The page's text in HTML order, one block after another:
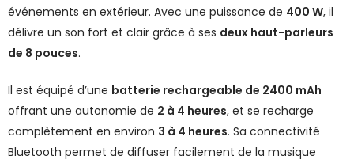
événements en extérieur. Avec une puissance de 400 W, il
délivre un son fort et clair grâce à ses deux haut-parleurs
de 8 pouces.
Il est équipé d’une batterie rechargeable de 2400 mAh
offrant une autonomie de 2 à 4 heures, et se recharge
complètement en environ 3 à 4 heures. Sa connectivité
Bluetooth permet de diffuser facilement de la musique